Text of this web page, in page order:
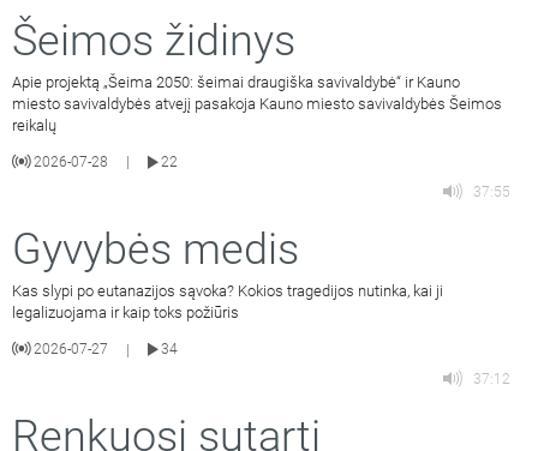
Šeimos židinys
Apie projektą „Šeima 2050: šeimai draugiška savivaldybė“ ir Kauno
miesto savivaldybės atvejį pasakoja Kauno miesto savivaldybės Šeimos
reikalų
2026-07-28
22
37:55
Gyvybės medis
Kas slypi po eutanazijos sąvoka? Kokios tragedijos nutinka, kai ji
legalizuojama ir kaip toks požiūris
2026-07-27 |
34
37:12
Renkuosi sutarti